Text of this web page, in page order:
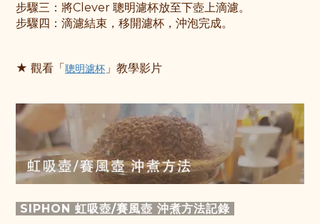
步驟三： 將Clever 聰明濾杯放至下壺上滴濾。
步驟 四：滴濾結束，移開濾杯，沖泡完成。
★ 觀看「 聰明濾杯 」教學影片
SIPHON 虹吸壺/賽風壺 沖煮方法記錄